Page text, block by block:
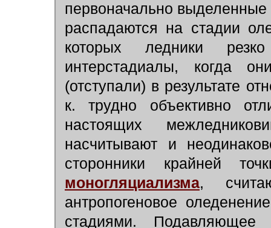
первоначально выделенные
распадаются на стадии
которых ледники
интерстадиалы, когда
(отступали) в результате
к. трудно объективно
настоящих
насчитывают и
сторонники крайней
моногляциализма,
антропогеновое
стадиями. Подавляющее